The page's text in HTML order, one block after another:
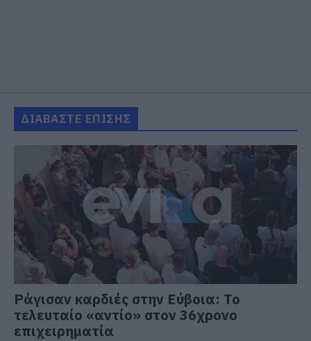
ΔΙΑΒΑΣΤΕ ΕΠΙΣΗΣ
Ράγισαν καρδιές στην Εύβοια: Το
τελευταίο «αντίο» στον 36χρονο
επιχειρηματία